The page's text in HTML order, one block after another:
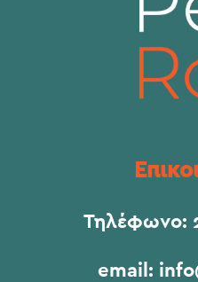
Τηλέφωνο:
email: